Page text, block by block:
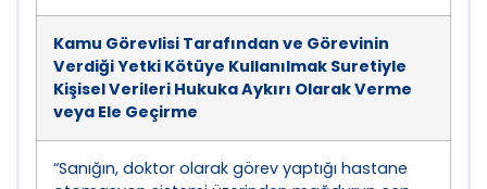
Kamu Görevlisi Tarafından ve Görevinin
Verdiği Yetki Kötüye Kullanılmak Suretiyle
Kişisel Verileri Hukuka Aykırı Olarak Verme
veya Ele Geçirme
“Sanığın, doktor olarak görev yaptığı hastane